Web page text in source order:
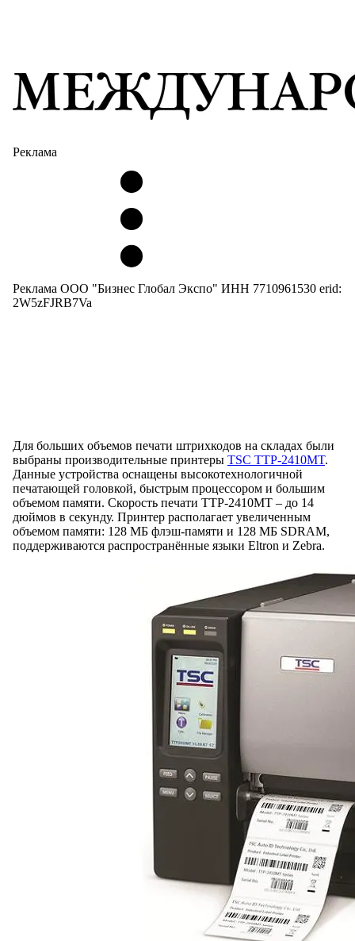
Реклама
Реклама ООО "Бизнес Глобал Экспо" ИНН 7710961530 erid:
2W5zFJRB7Va
Для больших объемов печати штрихкодов на складах были
выбраны производительные принтеры TSC TTP-2410MT.
Данные устройства оснащены высокотехнологичной
печатающей головкой, быстрым процессором и большим
объемом памяти. Скорость печати TTP-2410MT – до 14
дюймов в секунду. Принтер располагает увеличенным
объемом памяти: 128 МБ флэш-памяти и 128 МБ SDRAM,
поддерживаются распространённые языки Eltron и Zebra.